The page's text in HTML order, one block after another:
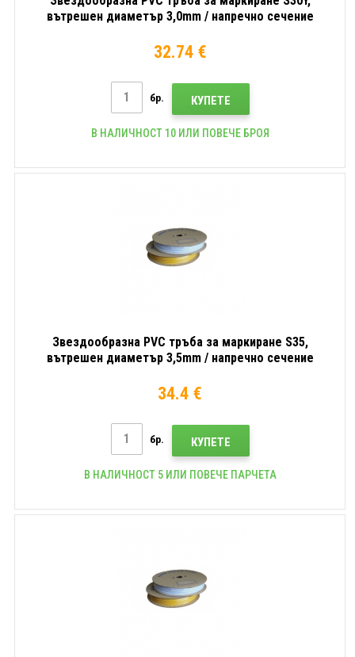
вътрешен диаметър 3,0mm / напречно сечение
32.74 €
бр. КУПЕТЕ
В НАЛИЧНОСТ 10 ИЛИ ПОВЕЧЕ БРОЯ
Звездообразна PVC тръба за маркиране S35,
вътрешен диаметър 3,5mm / напречно сечение
34.4 €
бр. КУПЕТЕ
В НАЛИЧНОСТ 5 ИЛИ ПОВЕЧЕ ПАРЧЕТА